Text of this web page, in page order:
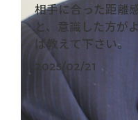
相手に合った距離
と、意識した方が
ば教えて下さい。
2025/02/21